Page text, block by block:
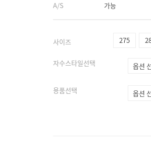
A/S
가능
사이즈 275
자수스타일선택
용품선택